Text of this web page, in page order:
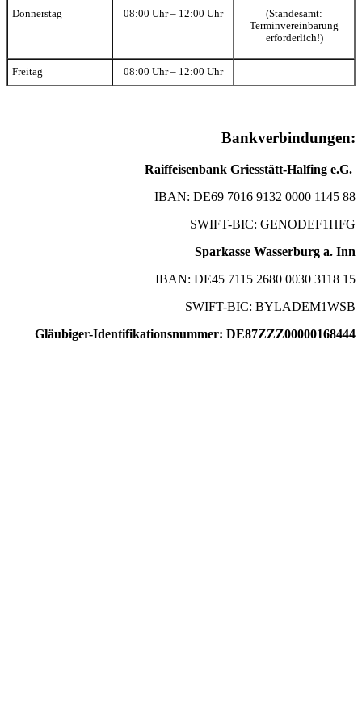
Donnerstag 08:00 Uhr – 12:00 Uhr
(Standesamt:
Terminvereinbarung
erforderlich!)
Freitag 08:00 Uhr – 12:00 Uhr
Bankverbindungen:
Raiffeisenbank Griesstätt-Halfing e.G.
IBAN: DE69 7016 9132 0000 1145 88
SWIFT-BIC: GENODEF1HFG
Sparkasse Wasserburg a. Inn
IBAN: DE45 7115 2680 0030 3118 15
SWIFT-BIC: BYLADEM1WSB
Gläubiger-Identifikationsnummer: DE87ZZZ00000168444